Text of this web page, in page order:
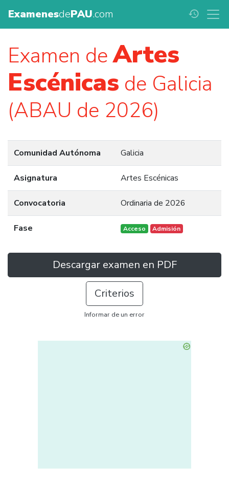
ExamenesdePAU.com history
Examen deArtes
Escénicas de Galicia
(ABAU de 2026)
Comunidad Autónoma Galicia
Asignatura Artes Escénicas
Convocatoria Ordinaria de 2026
Fase Acceso Admisión
Descargar examen en PDF
Criterios
Informar de un error